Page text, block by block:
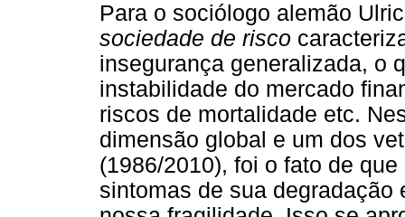
Para o sociólogo alemão
sociedade de risco
insegurança generalizada, o
instabilidade do mercado
riscos de mortalidade etc.
dimensão global e um dos
(1986/2010), foi o fato de
sintomas de sua